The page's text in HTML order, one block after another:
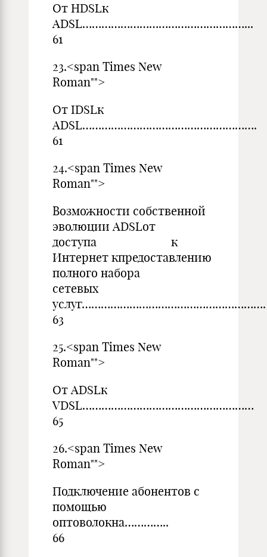
От HDSLк
61
23.<span Times New
От IDSLк
61
24.<span Times New
Возможности собственной
эволюции ADSLот
доступа к
Интернет кпредоставлению
полного набора
сетевых
63
25.<span Times New
От ADSLк
65
26.<span Times New
Подключение абонентов с
помощью
оптоволокна…………..
66